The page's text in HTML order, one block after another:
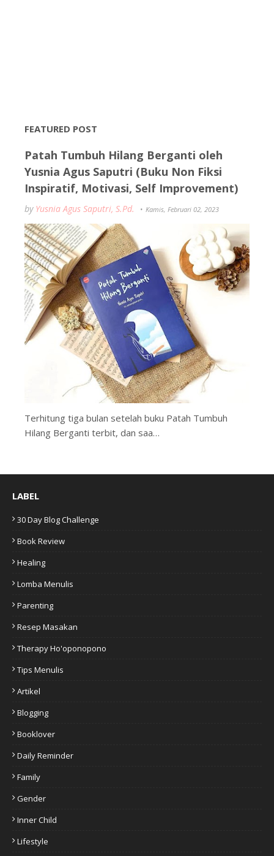
FEATURED POST
Patah Tumbuh Hilang Berganti oleh
Yusnia Agus Saputri (Buku Non Fiksi
Inspiratif, Motivasi, Self Improvement)
by Yusnia Agus Saputri, S.Pd. Kamis, Februari 02, 2023
Terhitung tiga bulan setelah buku Patah Tumbuh
Hilang Berganti terbit, dan saa…
LABEL
30 Day Blog Challenge
Book Review
Healing
Lomba Menulis
Parenting
Resep Masakan
Therapy Ho'oponopono
Tips Menulis
Artikel
Blogging
Booklover
Daily Reminder
Family
Gender
Inner Child
Lifestyle